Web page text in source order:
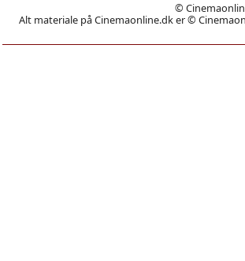
©
Alt materiale på Cinemaonline.dk er ©